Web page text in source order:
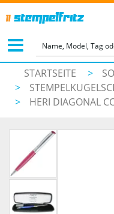
STARTSEITE >
>
>
HERI DIAGONAL